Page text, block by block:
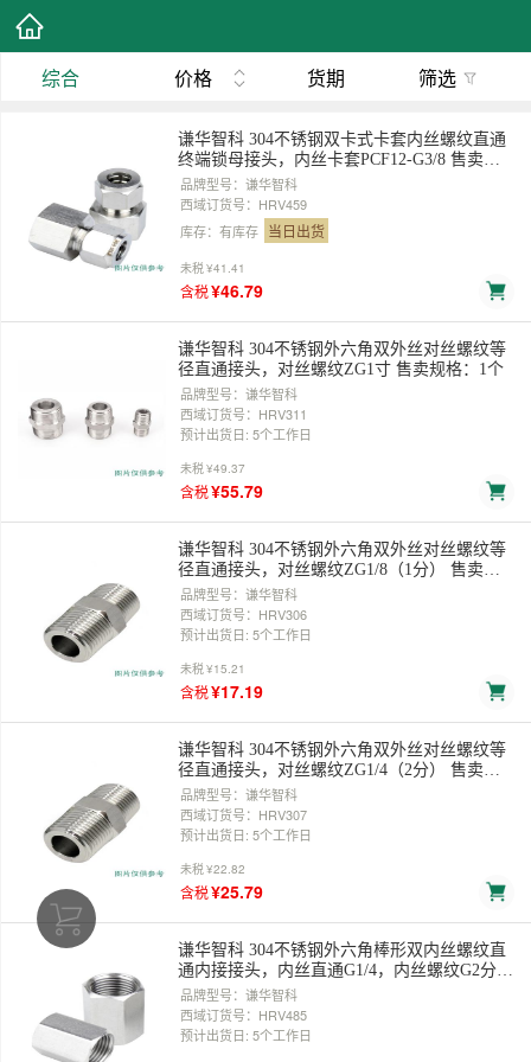
综合 价格 货期 筛选
谦华智科 304不锈钢双卡式卡套内丝螺纹直通
终端锁母接头，内丝卡套PCF12-G3/8 售卖规
格：1个
品牌型号：谦华智科
西域订货号：HRV459
库存：有库存 当日出货
未税¥41.41
含税¥46.79
谦华智科 304不锈钢外六角双外丝对丝螺纹等
径直通接头，对丝螺纹ZG1寸 售卖规格：1个
品牌型号：谦华智科
西域订货号：HRV311
预计出货日: 5个工作日
未税¥49.37
含税¥55.79
谦华智科 304不锈钢外六角双外丝对丝螺纹等
径直通接头，对丝螺纹ZG1/8（1分） 售卖规
格：1个
品牌型号：谦华智科
西域订货号：HRV306
预计出货日: 5个工作日
未税¥15.21
含税¥17.19
谦华智科 304不锈钢外六角双外丝对丝螺纹等
径直通接头，对丝螺纹ZG1/4（2分） 售卖规
格：1个
品牌型号：谦华智科
西域订货号：HRV307
预计出货日: 5个工作日
未税¥22.82
含税¥25.79
谦华智科 304不锈钢外六角棒形双内丝螺纹直
通内接接头，内丝直通G1/4，内丝螺纹G2分
售卖规格：1个
品牌型号：谦华智科
西域订货号：HRV485
预计出货日: 5个工作日